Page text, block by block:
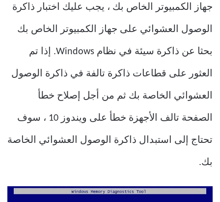
جهاز الكمبيوتر الخاص بك ، يجب عليك اختبار ذاكرة
الوصول العشوائي على جهاز الكمبيوتر الخاص بك
بحثا عن ذاكرة سيئة في نظام Windows. إذا تم
العثور على قطاعات ذاكرة تالفة في ذاكرة الوصول
العشوائي الخاصة بك ثم من أجل إصلاح خطأ
الصفحة تالف الأجهزة خطأ على ويندوز 10 ، سوف
تحتاج إلى استبدال ذاكرة الوصول العشوائي الخاصة
بك.